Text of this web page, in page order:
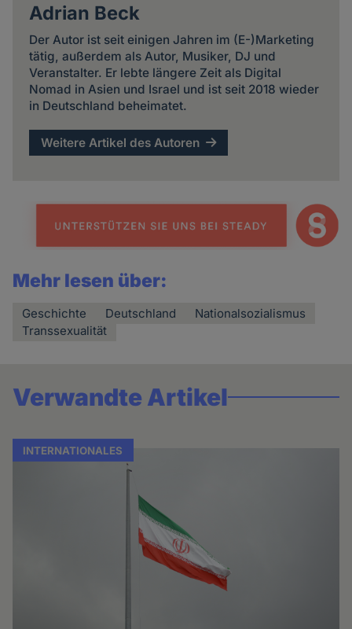
Adrian Beck
Der Autor ist seit einigen Jahren im (E-)Marketing
tätig, außerdem als Autor, Musiker, DJ und
Veranstalter. Er lebte längere Zeit als Digital
Nomad in Asien und Israel und ist seit 2018 wieder
in Deutschland beheimatet.
Weitere Artikel des Autoren
Mehr lesen über:
Geschichte Deutschland
Nationalsozialismus
Transsexualität
Verwandte Artikel
INTERNATIONALES